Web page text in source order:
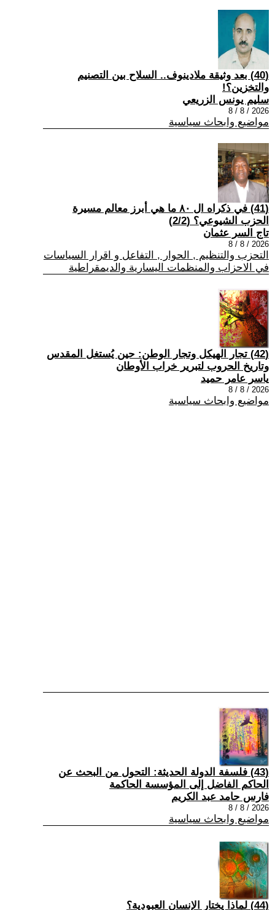
(40) بعد وثيقة ملادينوف.. السلاح بين التصنيم
والتخزين؟!
سليم يونس الزريعي
2026 / 8 / 8
مواضيع وابحاث سياسية
(41) في ذكراه ال ٨٠ ما هي أبرز معالم مسيرة
الحزب الشيوعي؟ (2/2)
تاج السر عثمان
2026 / 8 / 8
التحزب والتنظيم , الحوار , التفاعل و اقرار السياسات
في الاحزاب والمنظمات اليسارية والديمقراطية
(42) تجار الهيكل وتجار الوطن: حين يُستغل المقدس
وتاريخ الحروب لتبرير خراب الأوطان
ياسر عامر حميد
2026 / 8 / 8
مواضيع وابحاث سياسية
(43) فلسفة الدولة الحديثة: التحول من البحث عن
الحاكم الفاضل إلى المؤسسة الحاكمة
فارس حامد عبد الكريم
2026 / 8 / 8
مواضيع وابحاث سياسية
(44) لماذا يختار الإنسان العبودية؟